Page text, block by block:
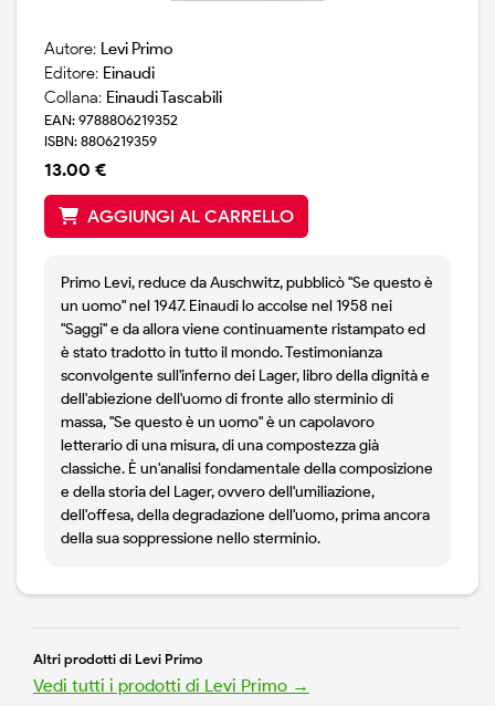
Autore: Levi Primo
Editore: Einaudi
Collana: Einaudi Tascabili
EAN: 9788806219352
ISBN: 8806219359
13.00 €
AGGIUNGI AL CARRELLO
Primo Levi, reduce da Auschwitz, pubblicò "Se questo è
un uomo" nel 1947. Einaudi lo accolse nel 1958 nei
"Saggi" e da allora viene continuamente ristampato ed
è stato tradotto in tutto il mondo. Testimonianza
sconvolgente sull'inferno dei Lager, libro della dignità e
dell'abiezione dell'uomo di fronte allo sterminio di
massa, "Se questo è un uomo" è un capolavoro
letterario di una misura, di una compostezza già
classiche. È un'analisi fondamentale della composizione
e della storia del Lager, ovvero dell'umiliazione,
dell'offesa, della degradazione dell'uomo, prima ancora
della sua soppressione nello sterminio.
Altri prodotti di Levi Primo
Vedi tutti i prodotti di Levi Primo →